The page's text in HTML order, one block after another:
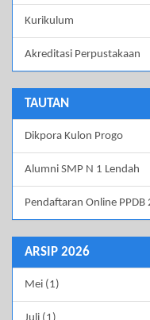
Kurikulum
Akreditasi Perpustakaan
TAUTAN
Dikpora Kulon Progo
Alumni SMP N 1 Lendah
Pendaftaran Online PPDB
ARSIP 2026
Mei (1)